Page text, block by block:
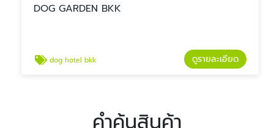
DOG GARDEN BKK
dog hotel bkk ดูรายละเอียด